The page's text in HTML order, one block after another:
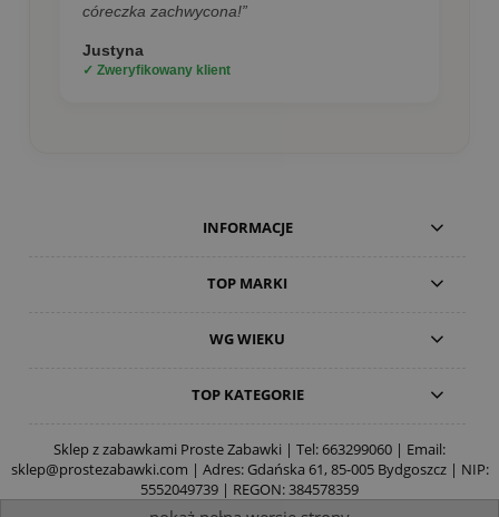
córeczka zachwycona!”
Justyna
✓ Zweryfikowany klient
INFORMACJE
TOP MARKI
WG WIEKU
TOP KATEGORIE
Sklep z zabawkami Proste Zabawki | Tel:663299060 | Email:
sklep@prostezabawki.com | Adres: Gdańska 61, 85-005 Bydgoszcz | NIP:
5552049739 | REGON: 384578359